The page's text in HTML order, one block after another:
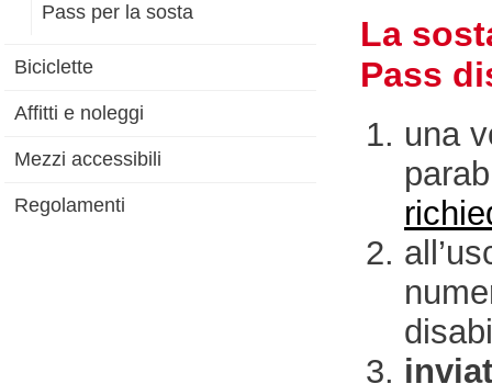
Pass per la sosta
Biciclette
Affitti e noleggi
Mezzi accessibili
Regolamenti
La
Pass
una